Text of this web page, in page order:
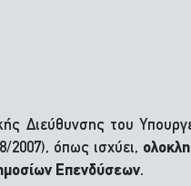
Διεύθυνσης του
2007), όπως ισχύει,
Επενδύσεων.